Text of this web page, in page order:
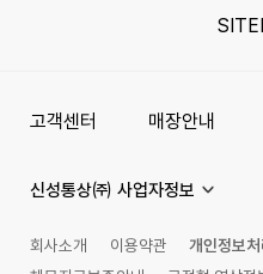
고객센터 매장안내
신성통상㈜ 사업자정보
회사소개 이용약관
개인정보